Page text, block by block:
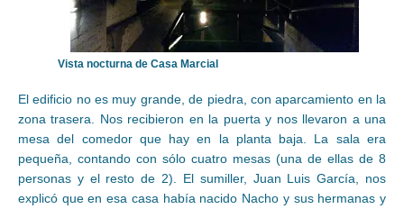
Vista nocturna de Casa Marcial
El edificio no es muy grande, de piedra, con aparcamiento en la
zona trasera. Nos recibieron en la puerta y nos llevaron a una
mesa del comedor que hay en la planta baja. La sala era
pequeña, contando con sólo cuatro mesas (una de ellas de 8
personas y el resto de 2). El sumiller, Juan Luis García, nos
explicó que en esa casa había nacido Nacho y sus hermanas y